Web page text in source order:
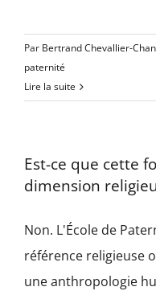
Par Bertrand Chevallier-
paternité
Lire la suite
Est-ce que cette
dimension
Non. L'École de
référence religieuse
une anthropologie